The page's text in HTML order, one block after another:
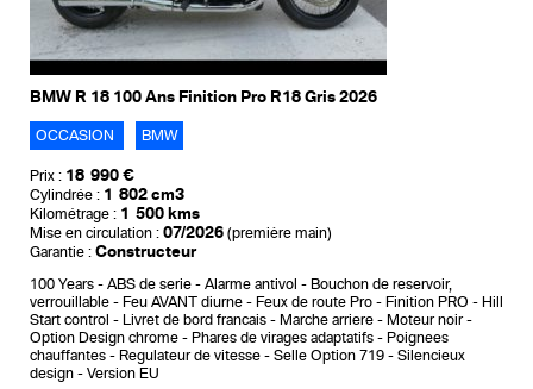
BMW R 18 100 Ans Finition Pro R18 Gris 2026
OCCASION BMW
Prix : 18 990 €
Cylindrée : 1 802 cm3
Kilométrage : 1 500 kms
Mise en circulation : 07/2026 (première main)
Garantie : Constructeur
100 Years ABS de serie Alarme antivol
Bouchon de reservoir,
verrouillable
Feu AVANT diurne Feux de route Pro Finition PRO
Hill
Start control
Livret de bord francais Marche arriere
Moteur noir
Option Design chrome
Phares de virages adaptatifs
Poignees
chauffantes
Regulateur de vitesse Selle Option 719
Silencieux
design
Version EU